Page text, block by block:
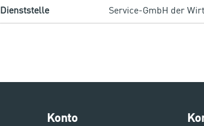
Dienststelle Service-GmbH der
Konto